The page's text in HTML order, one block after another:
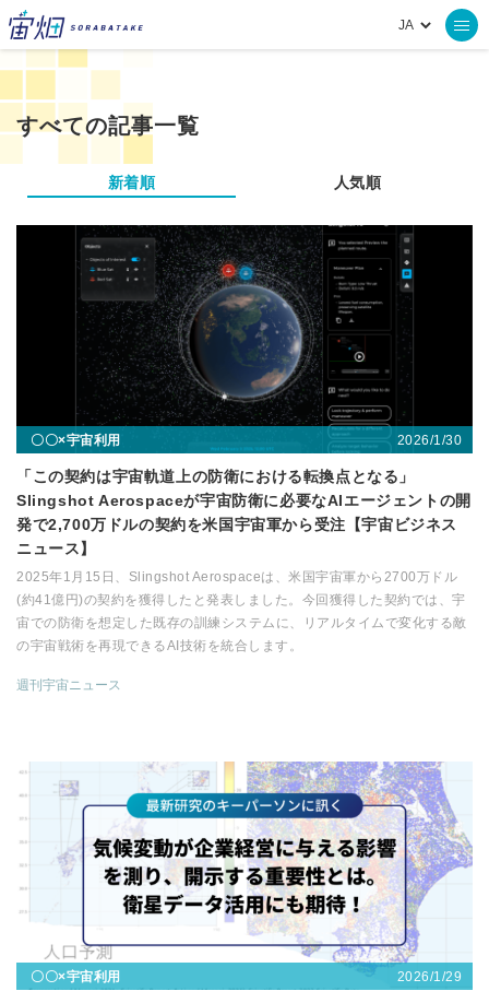
すべての記事一覧
新着順 人気順
〇〇×宇宙利用 2026/1/30
「この契約は宇宙軌道上の防衛における転換点となる」
Slingshot Aerospaceが宇宙防衛に必要なAIエージェントの開
発で2,700万ドルの契約を米国宇宙軍から受注【宇宙ビジネス
ニュース】
2025年1月15日、Slingshot Aerospaceは、米国宇宙軍から2700万ドル
(約41億円)の契約を獲得したと発表しました。今回獲得した契約では、宇
宙での防衛を想定した既存の訓練システムに、リアルタイムで変化する敵
の宇宙戦術を再現できるAI技術を統合します。
週刊宇宙ニュース
〇〇×宇宙利用 2026/1/29